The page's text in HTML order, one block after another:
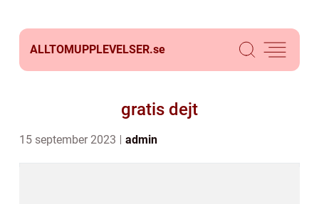
ALLTOMUPPLEVELSER.se
gratis dejt
15 september 2023 admin